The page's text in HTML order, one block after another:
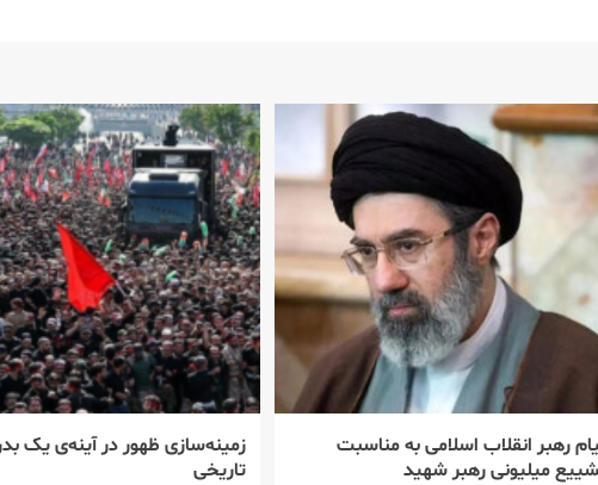
رهبر انقلاب اسلامی به مناسبت
میلیونی رهبر شهید
زمینه‌سازی ظهور در آینه‌ی یک
تاریخی